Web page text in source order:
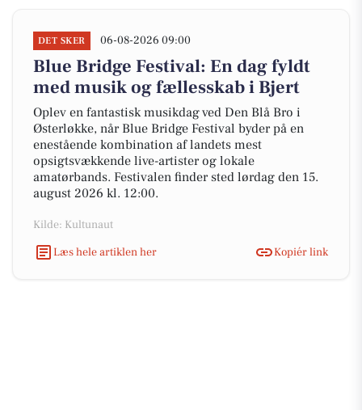
DET SKER 06-08-2026 09:00
Blue Bridge Festival: En dag fyldt
med musik og fællesskab i Bjert
Oplev en fantastisk musikdag ved Den Blå Bro i
Østerløkke, når Blue Bridge Festival byder på en
enestående kombination af landets mest
opsigtsvækkende live-artister og lokale
amatørbands. Festivalen finder sted lørdag den 15.
august 2026 kl. 12:00.
Kilde: Kultunaut
Læs hele artiklen her
Kopiér link